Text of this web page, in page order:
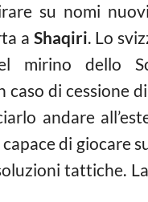
su nomi
a Shaqiri. Lo
mirino dello
caso di cessione
andare
di giocare
tattiche.